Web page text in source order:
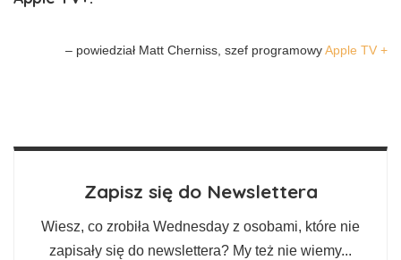
– powiedział Matt Cherniss, szef programowyApple TV +
Zapisz się do Newslettera
Wiesz, co zrobiła Wednesday z osobami, które nie
zapisały się do newslettera? My też nie wiemy...